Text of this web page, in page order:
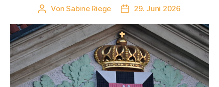
Beitragsautor
VonSabine Riege Veröffentlichungsdatum
29. Juni 2026